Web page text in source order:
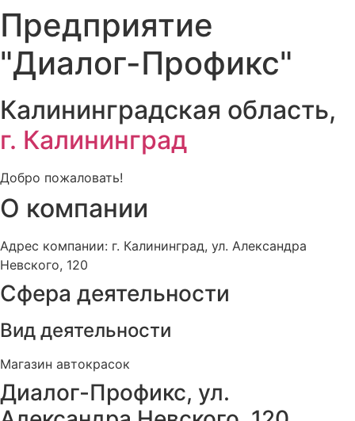
Предприятие
"Диалог-Профикс"
Калининградская область,
г. Калининград
Добро пожаловать!
О компании
Адрес компании: г. Калининград, ул. Александра
Невского, 120
Сфера деятельности
Вид деятельности
Магазин автокрасок
Диалог-Профикс, ул.